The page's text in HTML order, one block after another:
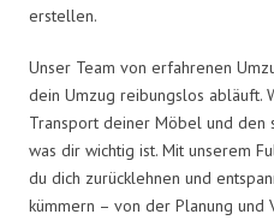
erstellen.
Unser Team von erfahrenen
dein Umzug reibungslos abläuft.
Transport deiner Möbel und den
was dir wichtig ist. Mit unserem
du dich zurücklehnen und
kümmern – von der Planung und